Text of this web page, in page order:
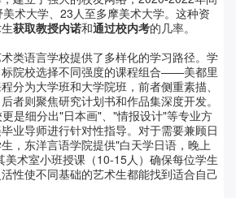
术大学、 23人至多摩美术大学。这种资
获取教授内诺和通过校内考的几率。
类语言学校提供了多样化的学习路径。学
院校选择不同强度的课程组合——美都里
分为大学班和大学院班，前者侧重素描、
者则聚焦研究计划书和作品集深度开发。
是细分出"日本画"、 "情报设计"等专业方
业导师进行针对性指导。对于需要兼顾日
，东洋言语学院提供"白天学日语，晚上
美术室小班授课（10-15人）确保每位学生
性使不同基础的艺术生都能找到适合自己